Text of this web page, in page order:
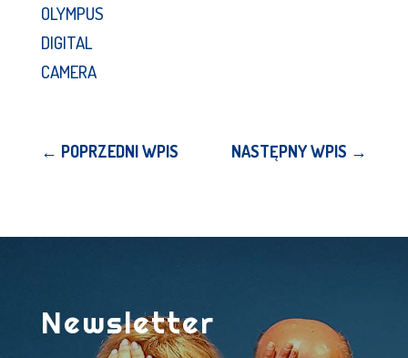
OLYMPUS
DIGITAL
CAMERA
← POPRZEDNI WPIS NASTĘPNY WPIS →
Newsletter